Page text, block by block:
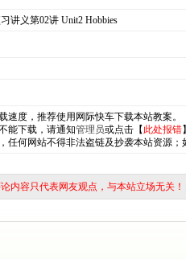
讲义第02讲 Unit2 Hobbies
速度，推荐使用网际快车下载本站教案。
能下载，请通知管理员或点击【 此处报错
任何网站不得非法盗链及抄袭本站资源
论内容只代表网友观点，与本站立场无关！